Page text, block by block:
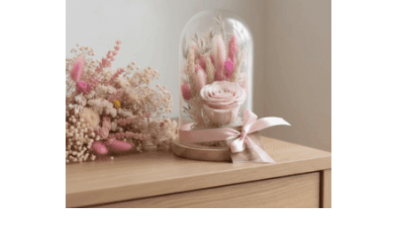
sur
la
page
du
produit